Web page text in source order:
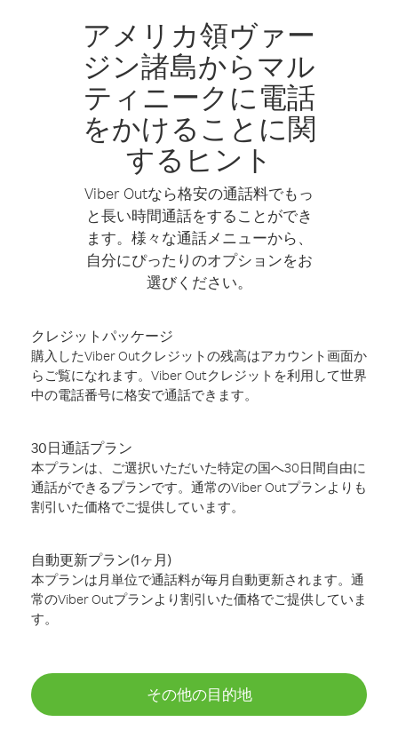
アメリカ領ヴァー
ジン諸島からマル
ティニークに電話
をかけることに関
するヒント
Viber Outなら格安の通話料でもっ
と長い時間通話をすることができ
ます。様々な通話メニューから、
自分にぴったりのオプションをお
選びください。
クレジットパッケージ
購入したViber Outクレジットの残高はアカウント画面か
らご覧になれます。Viber Outクレジットを利用して世界
中の電話番号に格安で通話できます。
30日通話プラン
本プランは、ご選択いただいた特定の国へ30日間自由に
通話ができるプランです。通常のViber Outプランよりも
割引いた価格でご提供しています。
自動更新プラン(1ヶ月)
本プランは月単位で通話料が毎月自動更新されます。通
常のViber Outプランより割引いた価格でご提供していま
す。
その他の目的地